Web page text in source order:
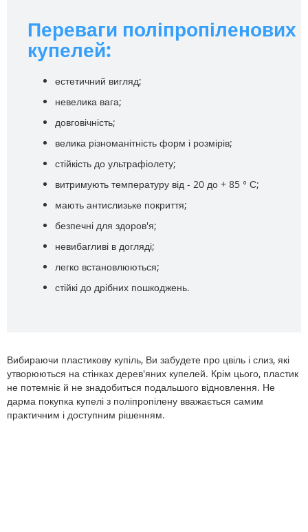
Переваги поліпропіленових
купелей:
естетичний вигляд;
невелика вага;
довговічність;
велика різноманітність форм і розмірів;
стійкість до ультрафіолету;
витримують температуру від - 20 до + 85 ° С;
мають антислизьке покриття;
безпечні для здоров'я;
невибагливі в догляді;
легко встановлюються;
стійкі до дрібних пошкоджень.
Вибираючи пластикову купіль, Ви забудете про цвіль і слиз, які
утворюються на стінках дерев'яних купелей. Крім цього, пластик
не потемніє й не знадобиться подальшого відновлення. Не
дарма покупка купелі з поліпропілену вважається самим
практичним і доступним рішенням.